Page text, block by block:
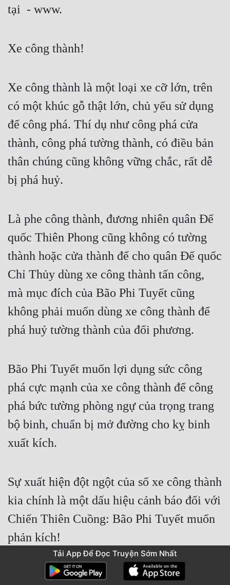
tại - www.
Xe công thành!
Xe công thành là một loại xe cỡ lớn, trên
có một khúc gỗ thật lớn, chủ yếu sử dụng
để công phá. Thí dụ như công phá cửa
thành, công phá tường thành, có điều bản
thân chúng cũng không vững chắc, rất dễ
bị phá huỷ.
Là phe công thành, đương nhiên quân Đế
quốc Thiên Phong cũng không có tường
thành hoặc cửa thành để cho quân Đế quốc
Chỉ Thủy dùng xe công thành tấn công,
mà mục đích của Bão Phi Tuyết cũng
không phải muốn dùng xe công thành để
phá huỷ tường thành của đối phương.
Bão Phi Tuyết muốn lợi dụng sức công
phá cực mạnh của xe công thành để công
phá bức tường phòng ngự của trọng trang
bộ binh, chuẩn bị mở đường cho kỵ binh
xuất kích.
Sự xuất hiện đột ngột của số xe công thành
kia chính là một dấu hiệu cảnh báo đối với
Chiến Thiên Cuồng: Bão Phi Tuyết muốn
phản kích!
Cờ lệnh truyền đạt mệnh lệnh cho hai Lữ
Tải App Để Đọc Truyện Sớm Nhất